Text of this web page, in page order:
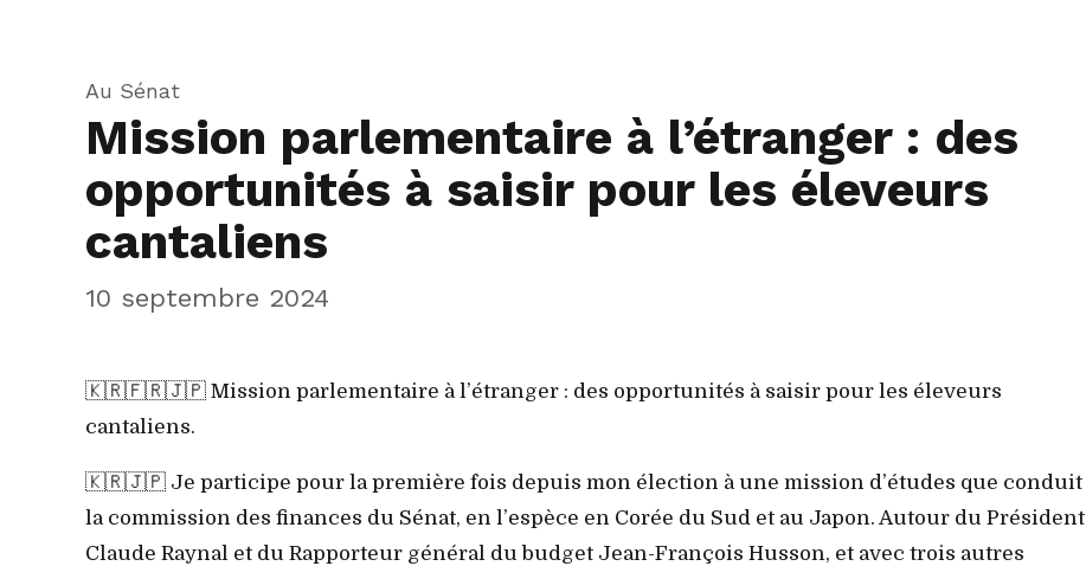
Au Sénat
Mission parlementaire à l’étranger : des
opportunités à saisir pour les éleveurs
cantaliens
10 septembre 2024
🇰🇷🇫🇷🇯🇵 Mission parlementaire à l’étranger : des opportunités à saisir pour les éleveurs
cantaliens.
🇰🇷🇯🇵 Je participe pour la première fois depuis mon élection à une mission d’études que conduit
la commission des finances du Sénat, en l’espèce en Corée du Sud et au Japon. Autour du Président
Claude Raynal et du Rapporteur général du budget Jean-François Husson, et avec trois autres